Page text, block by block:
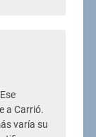
a Carrió.
varía su